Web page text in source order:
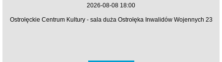
2026-08-08 18:00
Ostrołęckie Centrum Kultury - sala duża Ostrołęka Inwalidów Wojennych 23